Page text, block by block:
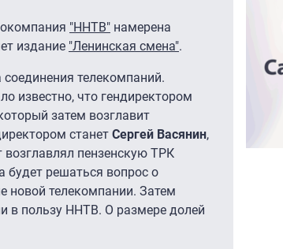
"ННТВ" намерена
издание "Ленинская смена".
телекомпаний.
известно, что гендиректором
затем возглавит
станет Сергей Васянин,
пензенскую ТРК
будет решаться вопрос о
новой телекомпании. Затем
в пользу ННТВ. О размере долей